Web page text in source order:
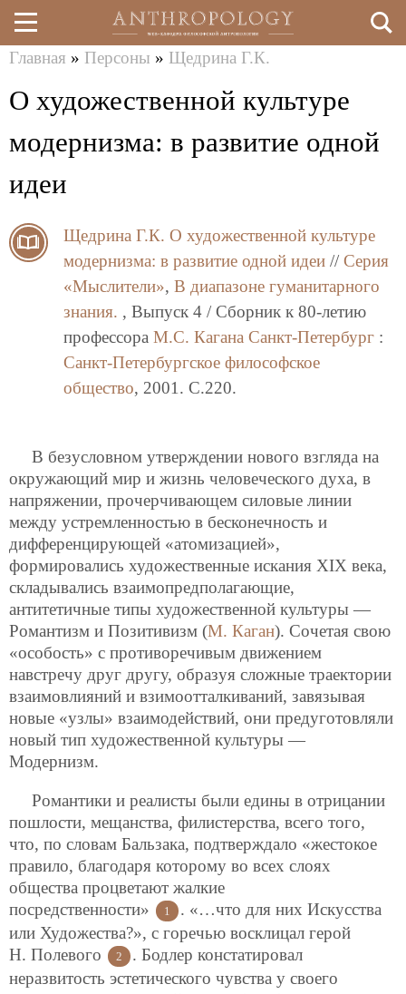
Перейти
к
здесь
Главная » Персоны » Щедрина Г.К.
О художественной культуре
модернизма: в развитие одной
идеи
Щедрина Г.К. О художественной культуре
модернизма: в развитие одной идеи // Серия
«Мыслители», В диапазоне гуманитарного
знания. , Выпуск 4 / Сборник к 80-летию
профессора М.С. Кагана Санкт-Петербург :
Санкт-Петербургское философское
общество, 2001. C.220.
В безусловном утверждении нового взгляда на
окружающий мир и жизнь человеческого духа, в
напряжении, прочерчивающем силовые линии
между устремленностью в бесконечность и
дифференцирующей «атомизацией»,
формировались художественные искания XIX века,
складывались взаимопредполагающие,
антитетичные типы художественной культуры —
Романтизм и Позитивизм (М. Каган). Сочетая свою
«особость» с противоречивым движением
навстречу друг другу, образуя сложные траектории
взаимовлияний и взимоотталкиваний, завязывая
новые «узлы» взаимодействий, они предуготовляли
новый тип художественной культуры —
Модернизм.
Романтики и реалисты были едины в отрицании
пошлости, мещанства, филистерства, всего того,
что, по словам Бальзака, подтверждало «жестокое
правило, благодаря которому во всех слоях
общества процветают жалкие
посредственности»
1
. «…что для них Искусства
или Художества?», с горечью восклицал герой
Н. Полевого
2
. Бодлер констатировал
неразвитость эстетического чувства у своего